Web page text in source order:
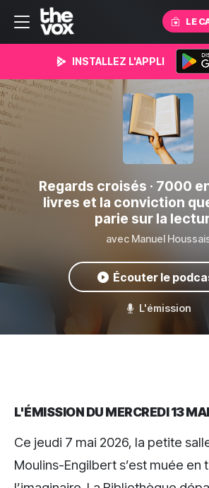
LE
INSTALLEZ L'APPLI
Regards croisés · 7000
livres et la conviction
parie sur la
avec Manuel
Écouter le
L'émission
L'ÉMISSION DU MERCREDI 13
Ce jeudi 7 mai 2026, la petite
Moulins-Engilbert s’est muée en